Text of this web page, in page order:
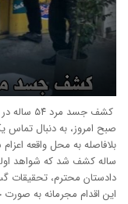
کشف جسد
صبح امروز، به دنبال تماس
ساله کشف شد که شواهد
دادستان محترم، تحقیقات
این اقدام مجرمانه به